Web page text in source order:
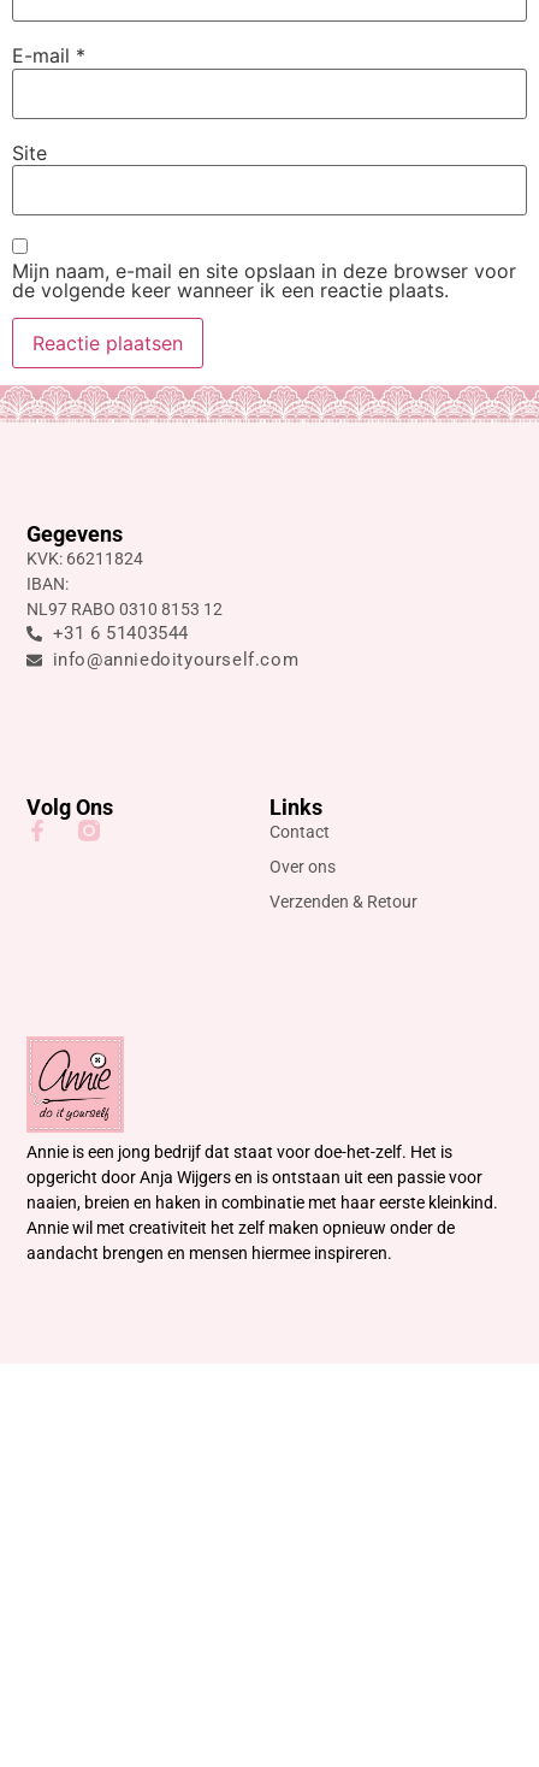
E-mail *
Site
Mijn naam, e-mail en site opslaan in deze browser voor
de volgende keer wanneer ik een reactie plaats.
Annie is een jong bedrijf dat staat voor doe-het-zelf. Het is
opgericht door Anja Wijgers en is ontstaan uit een passie voor
naaien, breien en haken in combinatie met haar eerste kleinkind.
Annie wil met creativiteit het zelf maken opnieuw onder de
aandacht brengen en mensen hiermee inspireren.
Links
Contact
Over ons
Verzenden & Retour
Gegevens
KVK: 66211824
IBAN:
NL97 RABO 0310 8153 12
+31 6 51403544
info@anniedoityourself.com
Volg Ons